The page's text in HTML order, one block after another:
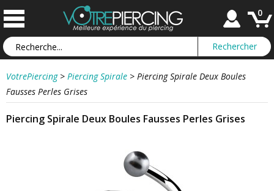
0
VotrePiercing > Piercing Spirale > Piercing Spirale Deux Boules
Fausses Perles Grises
Piercing Spirale Deux Boules Fausses Perles Grises